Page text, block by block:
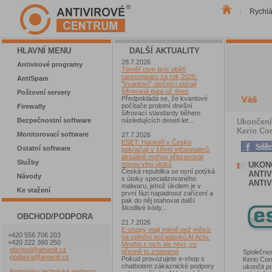
HLAVNÍ MENU
Antivirové programy
AntiSpam
Poštovní servery
Firewally
Bezpečnostní software
Monitorovací software
Ostatní software
Služby
Návody
Ke stažení
OBCHOD/PODPORA
+420 556 706 203
+420 222 360 250
obchod@amenit.cz
podpora@amenit.cz
DALŠÍ AKTUALITY
28.7.2026
Téměř osm tisíc obětí
ransomwaru za rok 2025:
"kvantoví" útočníci sbírají
šifrovaná data už dnes
Předpokládá se, že kvantové
počítače prolomí dnešní
šifrovací standardy během
následujících deseti let...
27.7.2026
ESET: Hackeři v Česku
pokračují v šíření infostealerů,
aktuálně mohou připravovat
novou vlnu útoků
Česká republika se nyní potýká
s útoky specializovaného
malwaru, jehož úkolem je v
první fázi napadnout zařízení a
pak do něj stahovat další
škodlivé kódy...
21.7.2026
E-shopy mají méně než měsíc
na splnění požadavků AI Actu.
Mnoho z nich ale neví, co
přesně to znamená
Pokud provozujete e-shop s
chatbotem zákaznické podpory
Kerio
Kerio
ukončit